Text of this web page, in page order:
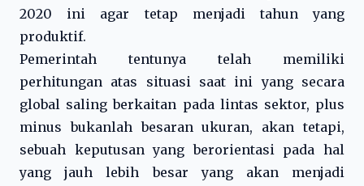
2020 ini agar tetap menjadi tahun yang
produktif.
Pemerintah tentunya telah memiliki
perhitungan atas situasi saat ini yang secara
global saling berkaitan pada lintas sektor, plus
minus bukanlah besaran ukuran, akan tetapi,
sebuah keputusan yang berorientasi pada hal
yang jauh lebih besar yang akan menjadi